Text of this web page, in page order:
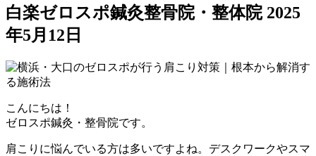
白楽ゼロスポ鍼灸整骨院・整体院 2025
年5月12日
こんにちは！
ゼロスポ鍼灸・整骨院です。
肩こりに悩んでいる方は多いですよね。デスクワークやスマ